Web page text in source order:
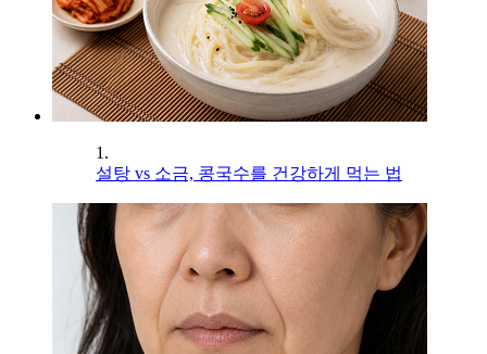
1.
설탕 vs 소금, 콩국수를 건강하게 먹는 법